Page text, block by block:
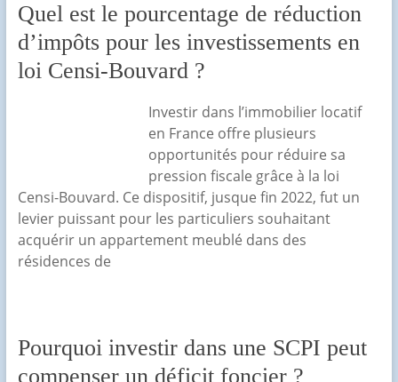
Quel est le pourcentage de réduction
d’impôts pour les investissements en
loi Censi-Bouvard ?
Investir dans l’immobilier locatif
en France offre plusieurs
opportunités pour réduire sa
pression fiscale grâce à la loi
Censi-Bouvard. Ce dispositif, jusque fin 2022, fut un
levier puissant pour les particuliers souhaitant
acquérir un appartement meublé dans des
résidences de
Pourquoi investir dans une SCPI peut
compenser un déficit foncier ?